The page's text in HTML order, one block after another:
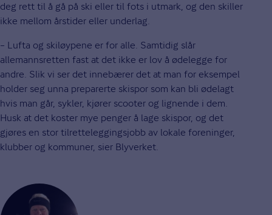
deg rett til å gå på ski eller til fots i utmark, og den skiller
ikke mellom årstider eller underlag.
– Lufta og skiløypene er for alle. Samtidig slår
allemannsretten fast at det ikke er lov å ødelegge for
andre. Slik vi ser det innebærer det at man for eksempel
holder seg unna preparerte skispor som kan bli ødelagt
hvis man går, sykler, kjører scooter og lignende i dem.
Husk at det koster mye penger å lage skispor, og det
gjøres en stor tilretteleggingsjobb av lokale foreninger,
klubber og kommuner, sier Blyverket.